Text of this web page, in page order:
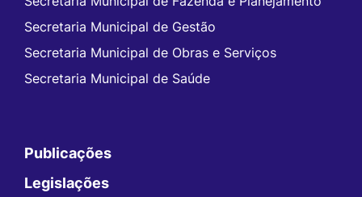
Secretaria Municipal de Gestão
Secretaria Municipal de Obras e Serviços
Secretaria Municipal de Saúde
Publicações
Legislações